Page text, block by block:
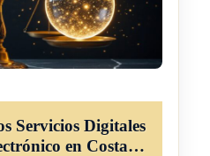
Servicios Digitales
en Costa